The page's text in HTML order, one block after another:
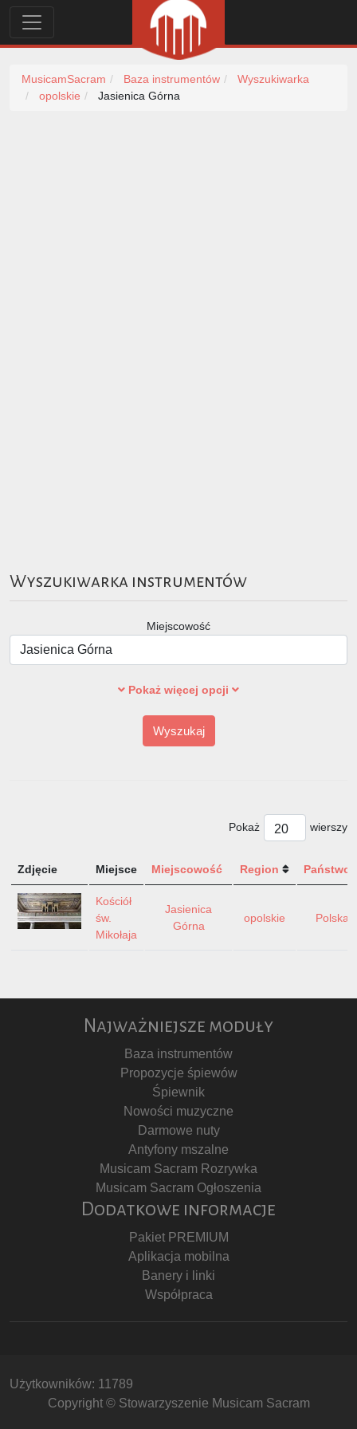
MusicamSacram Baza instrumentów
Wyszukiwarka
opolskie
Jasienica Górna
Wyszukiwarka instrumentów
Miejscowość
Pokaż więcej opcji
Wyszukaj
Pokaż wierszy
Zdjęcie Miejsce Miejscowość Region Państwo
Kościół
św.
Mikołaja
Jasienica
Górna
opolskie Polska
Najważniejsze moduły
Baza instrumentów
Propozycje śpiewów
Śpiewnik
Nowości muzyczne
Darmowe nuty
Antyfony mszalne
Musicam Sacram Rozrywka
Musicam Sacram Ogłoszenia
Dodatkowe informacje
Pakiet PREMIUM
Aplikacja mobilna
Banery i linki
Współpraca
Użytkowników: 11789
Copyright © Stowarzyszenie Musicam Sacram